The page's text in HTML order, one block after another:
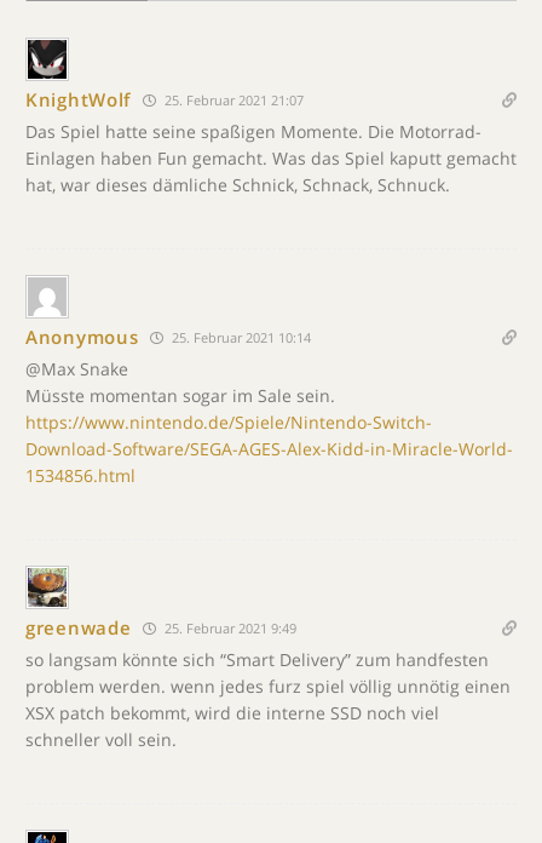
KnightWolf 25. Februar 2021 21:07
Das Spiel hatte seine spaßigen Momente. Die Motorrad-
Einlagen haben Fun gemacht. Was das Spiel kaputt gemacht
hat, war dieses dämliche Schnick, Schnack, Schnuck.
Anonymous 25. Februar 2021 10:14
@Max Snake
Müsste momentan sogar im Sale sein.
https://www.nintendo.de/Spiele/Nintendo-Switch-
Download-Software/SEGA-AGES-Alex-Kidd-in-Miracle-World-
1534856.html
greenwade 25. Februar 2021 9:49
so langsam könnte sich “Smart Delivery” zum handfesten
problem werden. wenn jedes furz spiel völlig unnötig einen
XSX patch bekommt, wird die interne SSD noch viel
schneller voll sein.